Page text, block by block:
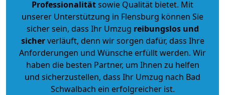
Professionalitätsowie Qualität bietet. Mit
unserer Unterstützung in Flensburg können Sie
sicher sein, dass Ihr Umzug reibungslos und
sicherverläuft, denn wir sorgen dafür, dass Ihre
Anforderungen und Wünsche erfüllt werden. Wir
haben die besten Partner, um Ihnen zu helfen
und sicherzustellen, dass Ihr Umzug nach Bad
Schwalbach ein erfolgreicher ist.